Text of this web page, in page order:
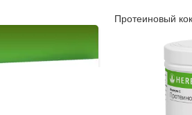
Протеиновый